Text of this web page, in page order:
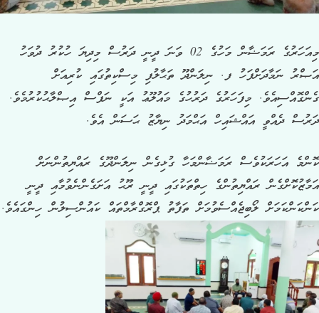
މިއަހަރުގެ ރަމަޟާން މަހުގެ 02 ވަނަ ދީނީ ދަރުސް މިދިޔަ ހުކުރު ދުވަހު
އަޞްރު ނަމާދަށްފަހު ފ. ނިލަންދޫ ތަޙާލުފި މިސްކިތުގައި ކުރިއަށް
ގެންގޮއްސިއެވެ. މިފަހަރުގެ ދަރުހުގެ މައުލޫޢު އަކީ ނަފްސް އިޞްލާޙުކުރުމެވެ.
ދަރުސް ދެއްވީ އައްޝައިހް އަޙްމަދު ނިޔާޒު ޙަސަން އެވެ.
ކޮންމެ އަހަރަކުވެސް ރަމަޟާންމަހާ ގުޅިގެން ނިލަންދޫގެ ރައްޔިތުންނަށް
އަމާޒުކޮށްގެން ރައްޔިތުންގެ ހިތްތަކުގައި ދީނީ ރޫޙު އަށަގެންނެވުމާއި ދީނީ
ކަންކަންކަމަށް ލޯބިޖެއްސެވުމަށް ތަފާތު ޕްރޮގްރާމްތައް ކައުންސިލުން ހިންގައެވެ.